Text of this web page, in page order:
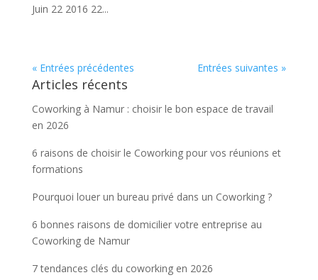
Juin 22 2016 22...
« Entrées précédentes Entrées suivantes »
Articles récents
Coworking à Namur : choisir le bon espace de travail
en 2026
6 raisons de choisir le Coworking pour vos réunions et
formations
Pourquoi louer un bureau privé dans un Coworking ?
6 bonnes raisons de domicilier votre entreprise au
Coworking de Namur
7 tendances clés du coworking en 2026